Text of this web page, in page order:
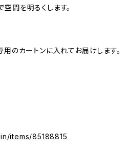
間を明るくします。
用のカートンに入れてお届けします。
items/85188815